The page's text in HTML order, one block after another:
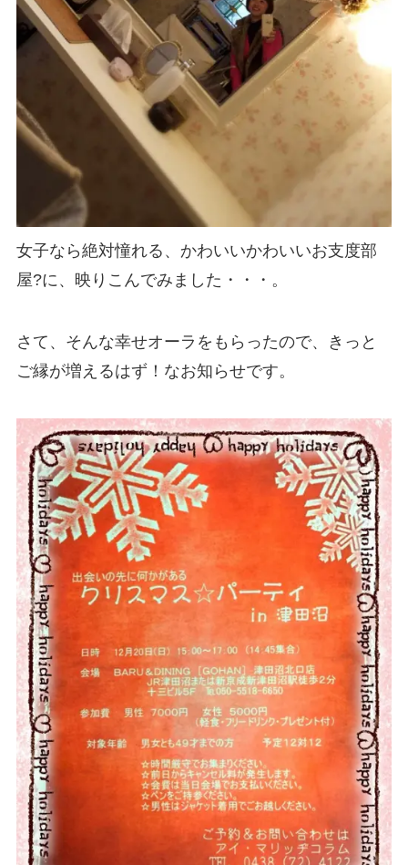
女子なら絶対憧れる、かわいいかわいいお支度部
屋?に、映りこんでみました・・・。
さて、そんな幸せオーラをもらったので、きっと
ご縁が増えるはず！なお知らせです。